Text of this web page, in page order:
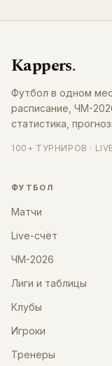
Kappers.
Футбол в одном
расписание, ЧМ-
статистика,
100+ ТУРНИРОВ ·
ФУТБОЛ
Матчи
Live-счёт
ЧМ-2026
Лиги и таблицы
Клубы
Игроки
Тренеры